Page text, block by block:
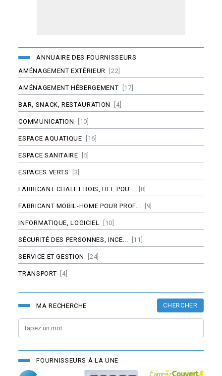
ANNUAIRE DES FOURNISSEURS
AMÉNAGEMENT EXTÉRIEUR [22]
AMÉNAGEMENT HÉBERGEMENT [17]
BAR, SNACK, RESTAURATION [4]
COMMUNICATION [10]
ESPACE AQUATIQUE [16]
ESPACE SANITAIRE [5]
ESPACES VERTS [3]
FABRICANT CHALET BOIS, HLL POU... [8]
FABRICANT MOBIL-HOME POUR PROF... [9]
INFORMATIQUE, LOGICIEL [10]
SÉCURITÉ DES PERSONNES, INCE... [11]
SERVICE ET GESTION [24]
TRANSPORT [4]
MA RECHERCHE CHERCHER
FOURNISSEURS À LA UNE